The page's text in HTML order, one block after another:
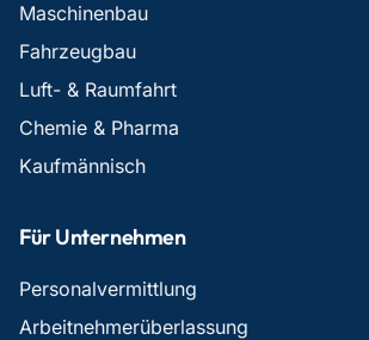
Maschinenbau
Fahrzeugbau
Luft- & Raumfahrt
Chemie & Pharma
Kaufmännisch
Für Unternehmen
Personalvermittlung
Arbeitnehmerüberlassung